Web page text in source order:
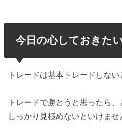
今日の心しておきた
トレードは基本トレードしない
トレードで勝とうと思ったら
しっかり見極めないといけませ